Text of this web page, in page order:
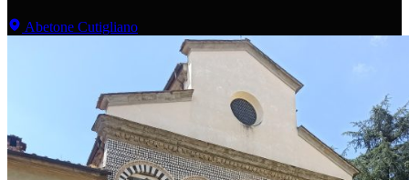
Abetone Cutigliano